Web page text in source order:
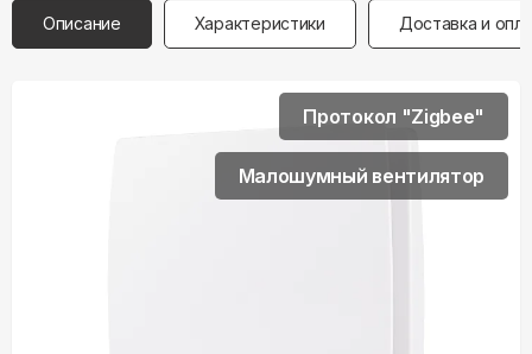
Описание Характеристики Доставка и
Протокол "Zigbee"
Малошумный вентилятор